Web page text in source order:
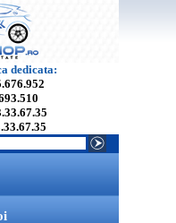
dedicata: